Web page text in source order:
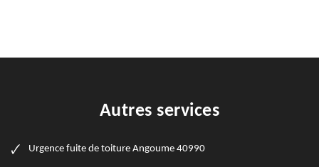
Autres services
Urgence fuite de toiture Angoume 40990